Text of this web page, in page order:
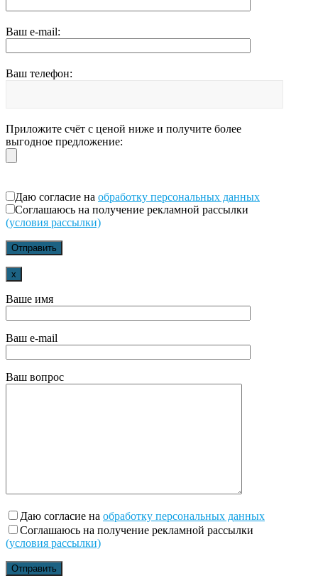
Ваш e-mail:
Ваш телефон:
Приложите счёт с ценой ниже и получите более
выгодное предложение:
Даю согласие на обработку персональных данных
Соглашаюсь на получение рекламной рассылки
(условия рассылки)
x
Ваше имя
Ваш e-mail
Ваш вопрос
Даю согласие на обработку персональных данных
Соглашаюсь на получение рекламной рассылки
(условия рассылки)